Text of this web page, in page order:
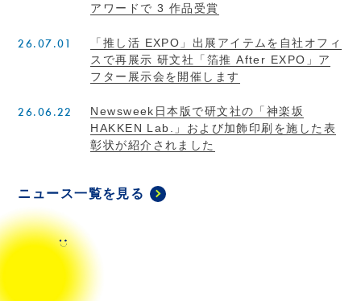
アワードで 3 作品受賞
26.07.01
「推し活 EXPO」出展アイテムを自社オフィ
スで再展示 研文社「箔推 After EXPO」ア
フター展示会を開催します
26.06.22
Newsweek日本版で研文社の「神楽坂
HAKKEN Lab.」および加飾印刷を施した表
彰状が紹介されました
ニュース一覧を見る